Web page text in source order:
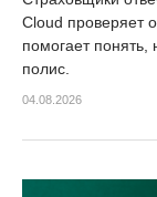
Cloud проверяет
помогает понять,
полис.
04.08.2026